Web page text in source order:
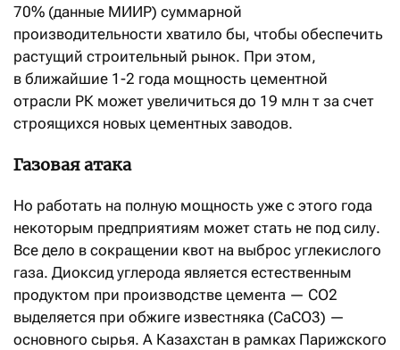
70% (данные МИИР) суммарной
производительности хватило бы, чтобы обеспечить
растущий строительный рынок. При этом,
в ближайшие 1-2 года мощность цементной
отрасли РК может увеличиться до 19 млн т за счет
строящихся новых цементных заводов.
Газовая атака
Но работать на полную мощность уже с этого года
некоторым предприятиям может стать не под силу.
Все дело в сокращении квот на выброс углекислого
газа. Диоксид углерода является естественным
продуктом при производстве цемента — CO2
выделяется при обжиге известняка (СаСО3) —
основного сырья. А Казахстан в рамках Парижского